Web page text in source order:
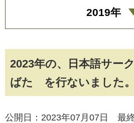
2023年の、日本語サー
ばた を行ないました。
公開日：2023年07月07日 最
2019年